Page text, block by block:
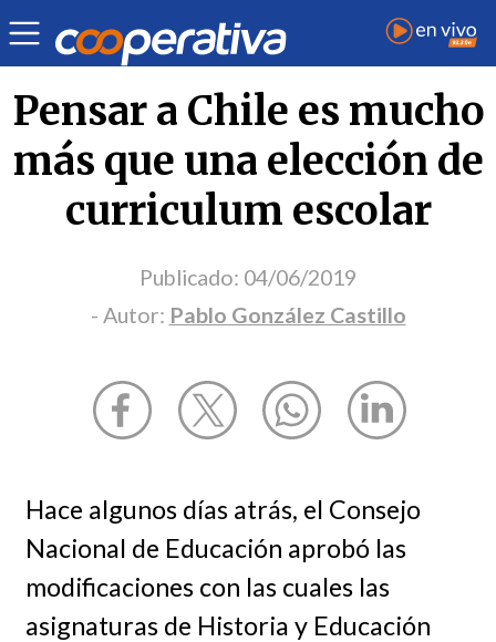
Opinión | Pablo González Castillo
Pensar a Chile es mucho
más que una elección de
curriculum escolar
Publicado: 04/06/2019
- Autor: Pablo González Castillo
Hace algunos días atrás, el Consejo
Nacional de Educación aprobó las
modificaciones con las cuales las
asignaturas de Historia y Educación